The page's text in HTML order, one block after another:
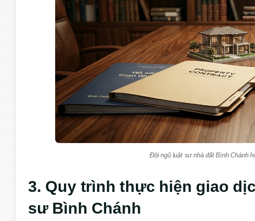
Đội ngũ luật sư nhà đất Bình Chánh
3. Quy trình thực hiện giao
sư Bình Chánh